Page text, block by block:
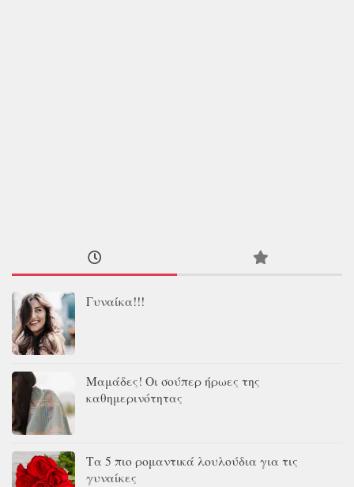
Γυναίκα!!!
Μαμάδες! Οι σούπερ ήρωες της
καθημερινότητας
Τα 5 πιο ρομαντικά λουλούδια για τις
γυναίκες